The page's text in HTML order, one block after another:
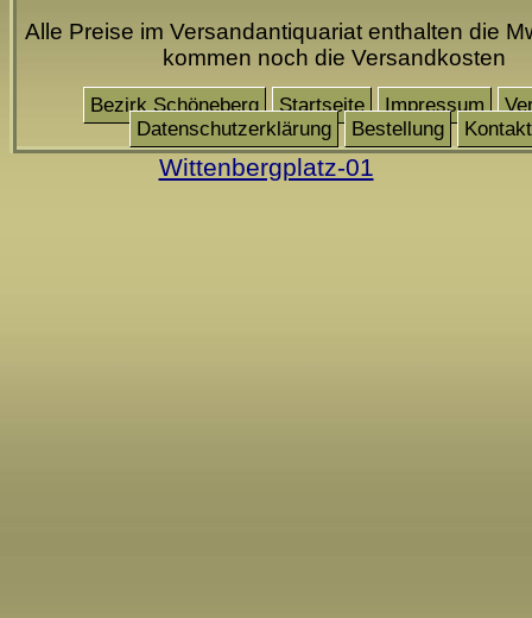
Alle Preise im Versandantiquariat enthalten die
kommen noch die Versandkosten
Bezirk Schöneberg Startseite Impressum
Datenschutzerklärung
Bestellung Kontakt
Wittenbergplatz-01